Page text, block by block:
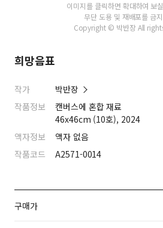
이미지를 클릭하면 확대하여 보
무단 도용 및 재배포를 금
Copyright © 박반장 All
희망음표
작가
박반장
작품정보
캔버스에 혼합 재료
46x46cm (10호), 2024
액자정보
액자 없음
작품코드
A2571-0014
구매가